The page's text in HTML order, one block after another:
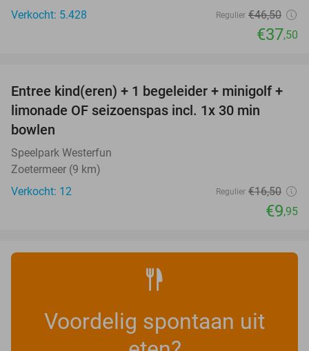
Verkocht: 5.428
Regulier €46,50
€37,50
40%
TODAY
Entree kind(eren) + 1 begeleider + minigolf +
limonade OF seizoenspas incl. 1x 30 min
bowlen
Speelpark Westerfun
Zoetermeer (9 km)
Verkocht: 12
Regulier €16,50
€9,95
Voordelig spontaan uit